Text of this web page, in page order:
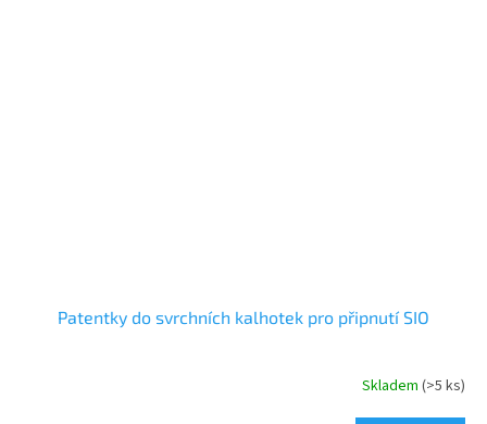
Patentky do svrchních kalhotek pro připnutí SIO
Skladem (>5 ks)